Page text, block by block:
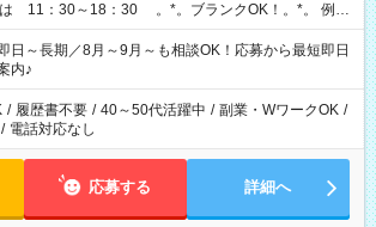
18：30 。*。ブランクOK！。*。 例え
在宅/財団法人/事務/コールセンター/受付/販売/カフェ
イーツ販売/ホテルフロント/化粧品販売/など 様々な
社して活躍されています♪
日～長期／8月～9月～も相談OK！応募から最短即日
内♪
/ 履歴書不要 / 40～50代活躍中 / 副業・WワークOK /
/ 電話対応なし
応募する 詳細へ